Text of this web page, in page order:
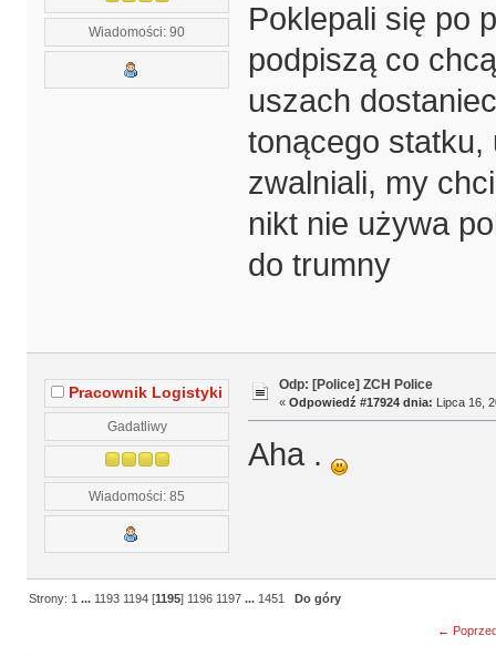
Wiadomości: 90
Poklepali się po
podpiszą co
uszach
tonącego statku,
zwalniali, my
nikt nie używa
do trumny
Pracownik Logistyki
Gadatliwy
Wiadomości: 85
Odp: [Police] ZCH Police
« Odpowiedź #17924 dnia: Lipca 16,
Aha .
Strony: 1 ... 1193 1194 [1195] 1196 1197 ... 1451 Do góry
←